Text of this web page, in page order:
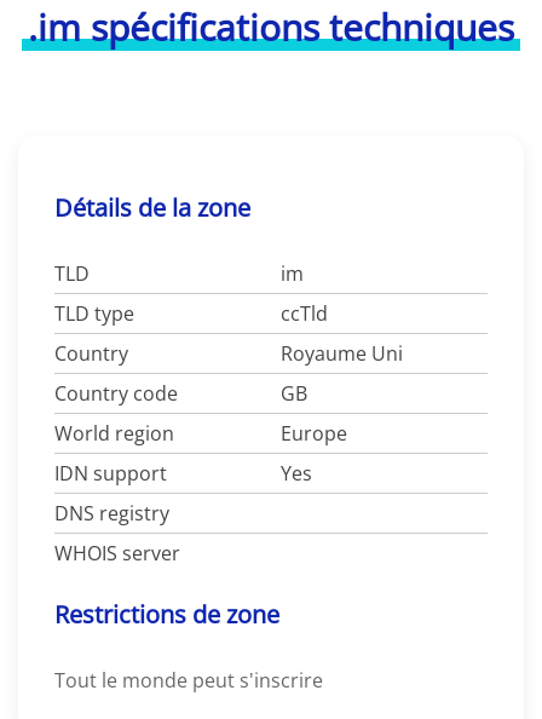
.im spécifications techniques
Détails de la zone
TLD
im
TLD type
ccTld
Country
Royaume Uni
Country code
GB
World region
Europe
IDN support
Yes
DNS registry
WHOIS server
Restrictions de zone
Tout le monde peut s'inscrire